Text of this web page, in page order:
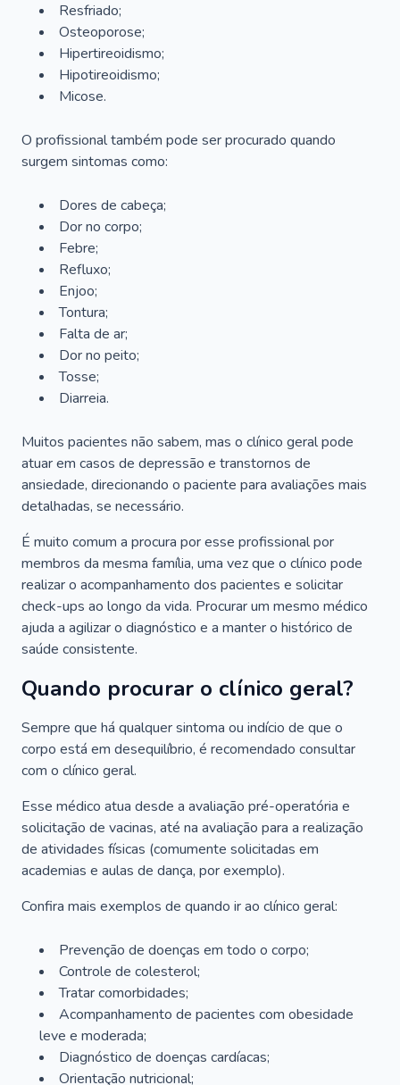
Resfriado;
Osteoporose;
Hipertireoidismo;
Hipotireoidismo;
Micose.
O profissional também pode ser procurado quando
surgem sintomas como:
Dores de cabeça;
Dor no corpo;
Febre;
Refluxo;
Enjoo;
Tontura;
Falta de ar;
Dor no peito;
Tosse;
Diarreia.
Muitos pacientes não sabem, mas o clínico geral pode
atuar em casos de depressão e transtornos de
ansiedade, direcionando o paciente para avaliações mais
detalhadas, se necessário.
É muito comum a procura por esse profissional por
membros da mesma família, uma vez que o clínico pode
realizar o acompanhamento dos pacientes e solicitar
check-ups ao longo da vida. Procurar um mesmo médico
ajuda a agilizar o diagnóstico e a manter o histórico de
saúde consistente.
Quando procurar o clínico geral?
Sempre que há qualquer sintoma ou indício de que o
corpo está em desequilíbrio, é recomendado consultar
com o clínico geral.
Esse médico atua desde a avaliação pré-operatória e
solicitação de vacinas, até na avaliação para a realização
de atividades físicas (comumente solicitadas em
academias e aulas de dança, por exemplo).
Confira mais exemplos de quando ir ao clínico geral:
Prevenção de doenças em todo o corpo;
Controle de colesterol;
Tratar comorbidades;
Acompanhamento de pacientes com obesidade
leve e moderada;
Diagnóstico de doenças cardíacas;
Orientação nutricional;